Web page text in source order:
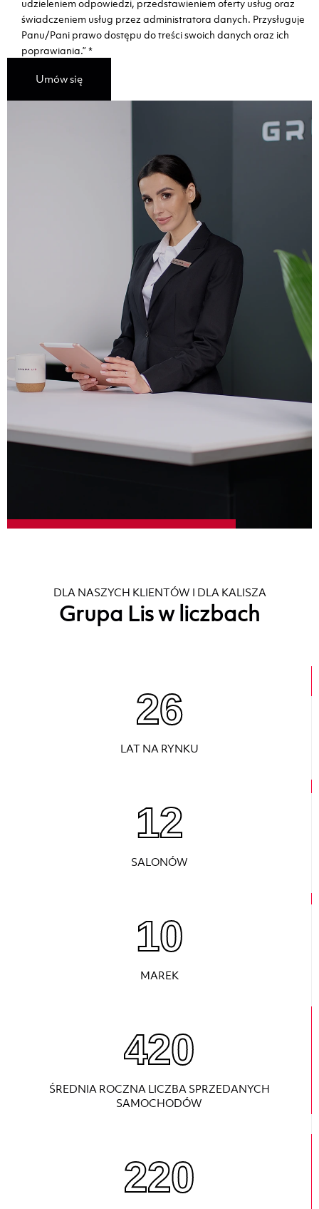
udzieleniem odpowiedzi, przedstawieniem oferty usług oraz
świadczeniem usług przez administratora danych. Przysługuje
Panu/Pani prawo dostępu do treści swoich danych oraz ich
poprawiania.” *
Umów się
DLA NASZYCH KLIENTÓW I DLA KALISZA
Grupa Lis w liczbach
26
LAT NA RYNKU
12
SALONÓW
10
MAREK
630
ŚREDNIA ROCZNA LICZBA SPRZEDANYCH
SAMOCHODÓW
220